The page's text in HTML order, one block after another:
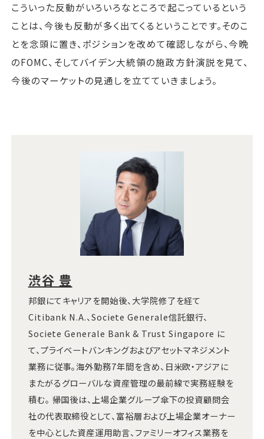
こういった反動がいろいろなところで起こっているという
ことは、今後も反動が多く出てくるということです。そのこ
とを念頭に置き、ポジションを改めて確認しながら、今晩
のFOMC、そしてバイデン大統領の施政方針演説を見て、
今後のマーケットの見通しを立てていきましょう。
渋谷 豊
邦銀にてキャリアを開始後、大学院修了を経て
Citibank N.A.、Societe Generale信託銀行、
Societe Generale Bank & Trust Singapore に
て、プライベートバンキングおよびアセットマネジメント
業務に従事。海外勤務7年間を含め、日米欧・アジアに
またがるグローバルな資産管理の最前線で実務経験を
積む。 帰国後は、上場企業グループ傘下の投資顧問会
社の代表取締役として、富裕層および上場企業オーナー
を中心とした資産運用助言、ファミリーオフィス業務を